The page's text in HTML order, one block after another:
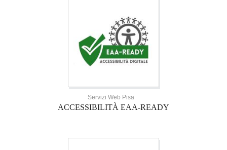
Servizi Web Pisa
ACCESSIBILITÀ EAA-READY